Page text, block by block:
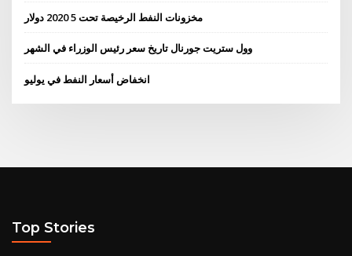
مخزونات النفط الرخيصة تحت 5 2020 دولار
وول ستريت جورنال تاريخ سعر رئيس الوزراء في الشهر
انخفاض أسعار النفط في يوليو
Top Stories